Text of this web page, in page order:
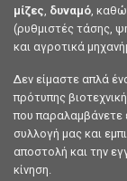
μίζες δυναμό ,
(ρυθμιστές τάσης,
και αγροτικά
Δεν είμαστε απλά
πρότυπης
που παραλαμβάνετε
συλλογή μας και
αποστολή και την
κίνηση.